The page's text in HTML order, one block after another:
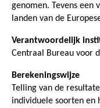
genomen. Tevens een
landen van de
Verantwoordelijk
Centraal Bureau voor
Berekeningswijze
Telling van de
individuele soorten en